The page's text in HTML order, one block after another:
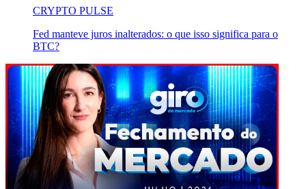
CRYPTO PULSE
Fed manteve juros inalterados: o que isso significa para o
BTC?